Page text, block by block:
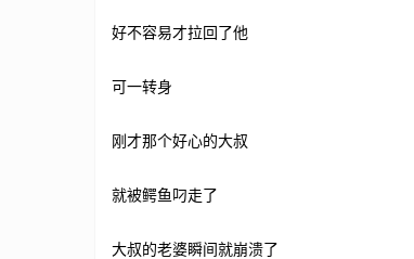
好不容易才拉回了他
可一转身
刚才那个好心的大叔
就被鳄鱼叼走了
大叔的老婆瞬间就崩溃了